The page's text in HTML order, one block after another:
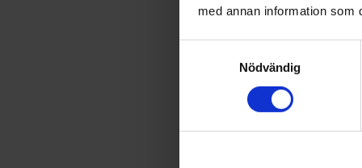
med annan information som
Nödvändig
att jour- och